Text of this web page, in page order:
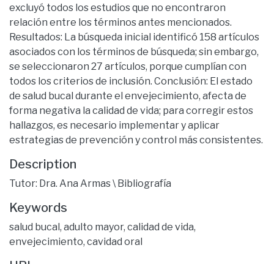
excluyó todos los estudios que no encontraron
relación entre los términos antes mencionados.
Resultados: La búsqueda inicial identificó 158 artículos
asociados con los términos de búsqueda; sin embargo,
se seleccionaron 27 artículos, porque cumplían con
todos los criterios de inclusión. Conclusión: El estado
de salud bucal durante el envejecimiento, afecta de
forma negativa la calidad de vida; para corregir estos
hallazgos, es necesario implementar y aplicar
estrategias de prevención y control más consistentes.
Description
Tutor: Dra. Ana Armas \ Bibliografía
Keywords
salud bucal, adulto mayor, calidad de vida,
envejecimiento, cavidad oral